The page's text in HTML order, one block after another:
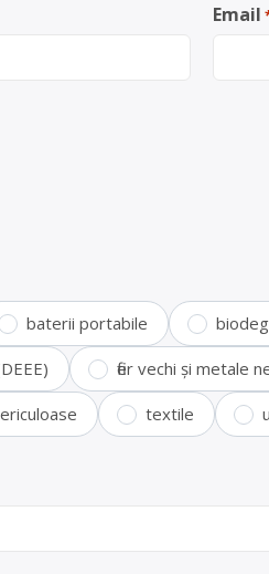
Email
baterii portabile
fier vechi și metale
textile